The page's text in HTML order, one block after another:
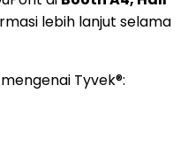
lebih lanjut selama
Tyvek®: